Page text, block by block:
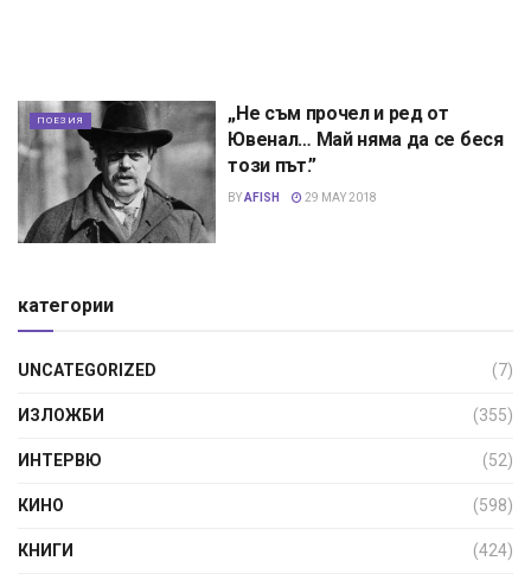
ПОЕЗИЯ
„Не съм прочел и ред от
Ювенал… Май няма да се беся
този път.”
BYAFISH 29 MAY 2018
категории
UNCATEGORIZED (7)
ИЗЛОЖБИ (355)
ИНТЕРВЮ (52)
КИНО (598)
КНИГИ (424)